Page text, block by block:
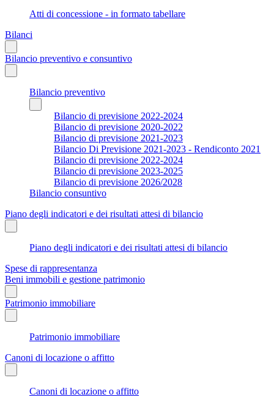
Atti di concessione - in formato tabellare
Bilanci
Bilancio preventivo e consuntivo
Bilancio preventivo
Bilancio di previsione 2022-2024
Bilancio di previsione 2020-2022
Bilancio di previsione 2021-2023
Bilancio Di Previsione 2021-2023 - Rendiconto 2021
Bilancio di previsione 2022-2024
Bilancio di previsione 2023-2025
Bilancio di previsione 2026/2028
Bilancio consuntivo
Piano degli indicatori e dei risultati attesi di bilancio
Piano degli indicatori e dei risultati attesi di bilancio
Spese di rappresentanza
Beni immobili e gestione patrimonio
Patrimonio immobiliare
Patrimonio immobiliare
Canoni di locazione o affitto
Canoni di locazione o affitto